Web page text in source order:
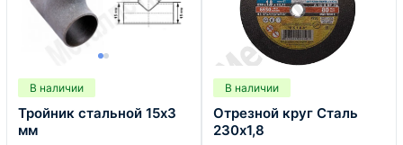
В наличии
Тройник стальной 15х3
мм
В наличии
Отрезной круг Сталь
230х1,8